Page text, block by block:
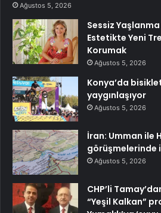
Ağustos 5, 2026
Sessiz
Estetikte Yeni
Korumak
Ağustos 5, 2026
Konya’da
yaygınlaşıyor
Ağustos 5, 2026
İran: Umman ile
görüşmelerinde
Ağustos 5, 2026
CHP’li
“Yeşil Kalkan”